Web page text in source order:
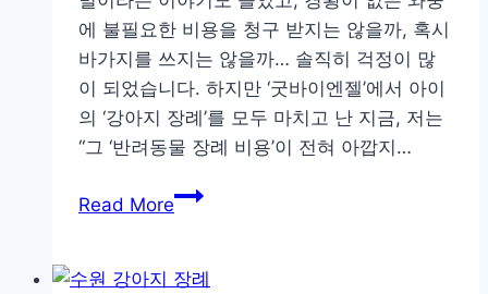
동
물
장
례
화
장
이
것
은
에 불필요한 비용을 청구 받지는 않을까, 혹시
바가지를 쓰지는 않을까… 솔직히 걱정이 많
이 되었습니다. 하지만 ‘굿바이엔젤’에서 아이
의 ‘강아지 장례’를 모두 마치고 난 지금, 저는
“그 ‘반려동물 장례 비용’이 전혀 아깝지…
Read More‘반
물